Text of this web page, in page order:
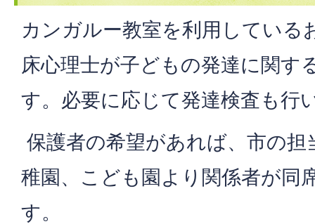
カンガルー教室を利用している
床心理士が子どもの発達に関す
す。必要に応じて発達検査も行
保護者の希望があれば、市の担
稚園、こども園より関係者が同
す。